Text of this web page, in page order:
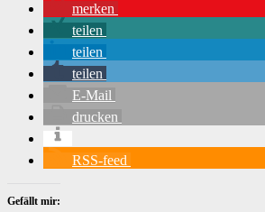
merken
teilen
teilen
teilen
E-Mail
drucken
RSS-feed
Gefällt mir: